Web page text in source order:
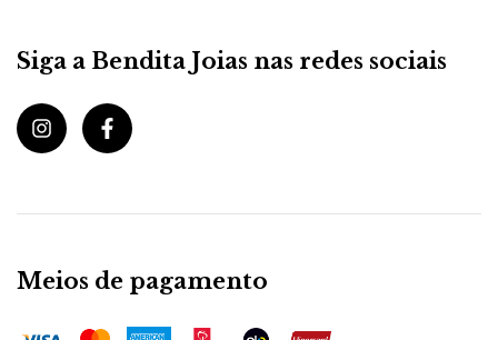
Siga a Bendita Joias nas redes sociais
Meios de pagamento